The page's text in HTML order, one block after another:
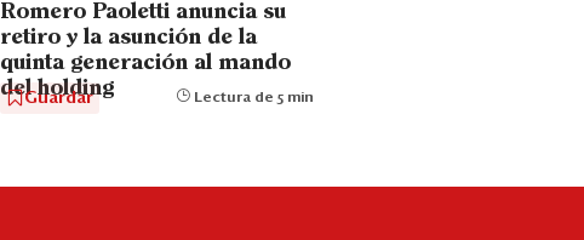
Romero Paoletti anuncia su
retiro y la asunción de la
quinta generación al mando
del holding
Guardar Lectura de 5 min